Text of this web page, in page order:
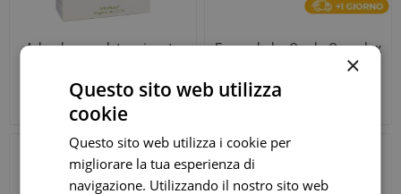
Arkopharma detossinante
ora € 13,94
Prezzo consigliato:
Farmaderbe Cardo Complex
Plus 40 Compresse
ora
×
Questo sito web utilizza
cookie
Questo sito web utilizza i cookie per
migliorare la tua esperienza di
navigazione. Utilizzando il nostro sito web